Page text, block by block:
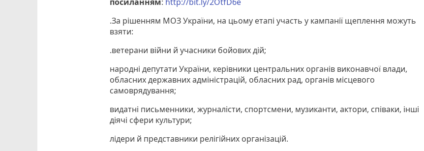
.За рішенням МОЗ України, на цьому етапі участь у кампанії щеплення можуть
взяти:
.ветерани війни й учасники бойових дій;
народні депутати України, керівники центральних органів виконавчої влади,
обласних державних адміністрацій, обласних рад, органів місцевого
самоврядування;
видатні письменники, журналісти, спортсмени, музиканти, актори, співаки, інші
діячі сфери культури;
лідери й представники релігійних організацій.